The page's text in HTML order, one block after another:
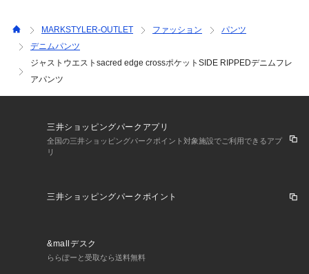
場合がございますので、生地のズームアップ画像をご確認くだ
さい。
※ご利用の端末画面の設定により実際の商品と色味が異なる場
合がございます。
透け感：なし
伸縮性：なし
生地の厚さ：普通
ポケット：あり(前/後)
MARKSTYLER-OUTLET ファッション
パンツ
デニムパンツ
ジャストウエストsacred edge crossポケットSIDE RIPPEDデニムフレ
アパンツ
三井ショッピングパークアプリ
全国の三井ショッピングパークポイント対象施設でご利用できるアプ
リ
三井ショッピングパークポイント
&mallデスク
ららぽーと受取なら送料無料